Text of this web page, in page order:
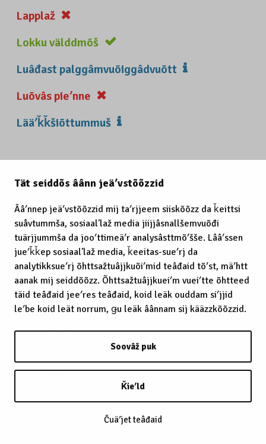
Tät seiddõs âânn jeäʹvstõõzzid
Ââʹnnep jeäʹvstõõzzid mij taʹrjjeem siiskõõzz da ǩeittsi
suåvtummša, sosiaalʼlaž media jiijjâsnallšemvuõđi
tuärjjummša da jooʹttimeäʹr analysâsttmõʹšše. Lââʹssen
jueʹǩǩep sosiaalʼlaž media, ǩeeitas-sueʹrj da
analytikksueʹrj õhttsažtuâjjkuõiʹmid teâđaid tõʹst, mäʹhtt
aanak mij seiddõõzz. Õhttsažtuâjjkueiʹm vueiʹtte õhtteed
täid teâđaid jeeʹres teâđaid, koid leäk ouddam siʹjjid
leʹbe koid leät norrum, ǥu leäk âânnam sij kääzzkõõzzid.
Soovâž puk
Ǩieʹld
Čuäʹjet teâđaid
Lapplaž
Lokku välddmõš
Luâđast palggâmvuõiggâdvuõtt
Luõvâs pieʹnne
Lääʹǩǩšiõttummuš